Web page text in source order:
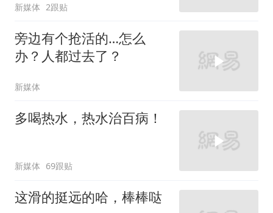
新媒体 2跟贴
旁边有个抢活的…怎么
办？人都过去了？
新媒体
多喝热水，热水治百病！
新媒体 69跟贴
这滑的挺远的哈，棒棒哒